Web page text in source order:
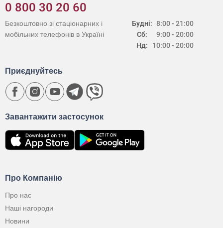
0 800 30 20 60
Будні:
Сб:
Нд:
8:00 - 21:00
9:00 - 20:00
10:00 - 20:00
Безкоштовно зі стаціонарних і
мобільних телефонів в Україні
Про Компанію
Про нас
Наші нагороди
Новини
Завантажити застосунок
Приєднуйтесь